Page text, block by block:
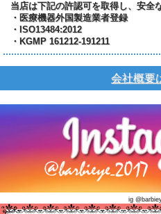
当店は下記の許認可を取得し、安全
・医療機器外国製造業者登録
・ISO13484:2012
・KGMP 161212-191211
会社概要
ig